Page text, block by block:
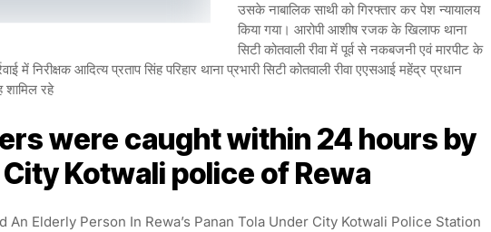
उसके नाबालिक साथी को गिरफ्तार कर पेश न्यायालय
किया गया। आरोपी आशीष रजक के खिलाफ थाना
सिटी कोतवाली रीवा में पूर्व से नकबजनी एवं मारपीट के
में निरीक्षक आदित्य प्रताप सिंह परिहार थाना प्रभारी सिटी कोतवाली रीवा एएसआई महेंद्र प्रधान
शामिल रहे
were caught within 24 hours by
Kotwali police of Rewa
An Elderly Person In Rewa’s Panan Tola Under City Kotwali Police Station